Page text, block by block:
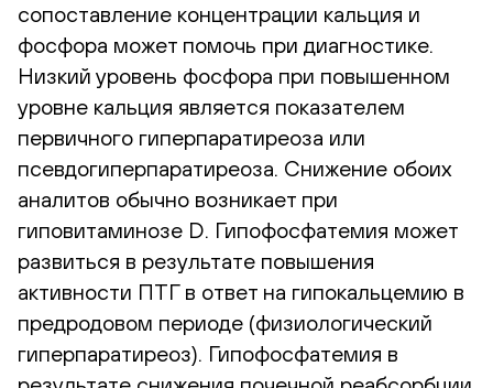
сопоставление концентрации кальция и
фосфора может помочь при диагностике.
Низкий уровень фосфора при повышенном
уровне кальция является показателем
первичного гиперпаратиреоза или
псевдогиперпаратиреоза. Снижение обоих
аналитов обычно возникает при
гиповитаминозе D. Гипофосфатемия может
развиться в результате повышения
активности ПТГ в ответ на гипокальцемию в
предродовом периоде (физиологический
гиперпаратиреоз). Гипофосфатемия в